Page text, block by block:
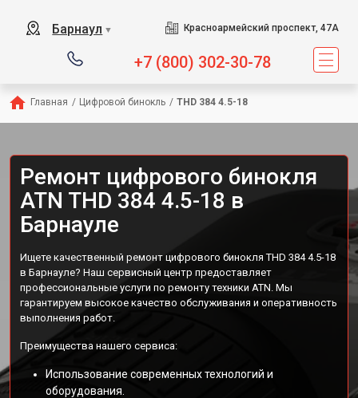
Барнаул ▼ Красноармейский проспект, 47А
+7 (800) 302-30-78
Главная / Цифровой бинокль / THD 384 4.5-18
Ремонт цифрового бинокля
ATN THD 384 4.5-18 в
Барнауле
Ищете качественный ремонт цифрового бинокля THD 384 4.5-18
в Барнауле? Наш сервисный центр предоставляет
профессиональные услуги по ремонту техники ATN. Мы
гарантируем высокое качество обслуживания и оперативность
выполнения работ.
Преимущества нашего сервиса:
Использование современных технологий и
оборудования.